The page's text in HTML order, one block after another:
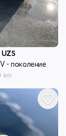
UZS
- поколение
km